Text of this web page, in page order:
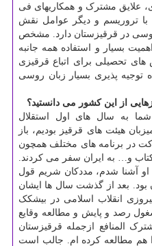
علایق مشترک و همکاریهای فی
با تروریسم و دیگر عوامل نقش
در قرقیزستان دارد. مشخص
بسیار و استفاده همه جانبه
تحصیلی برای اتباع قرقیزی
توجیه پذیری بسیار زبان روسی
از این کشور می دانستید؟
به سال های اول استقلال
هیئت های قرقیز بودیم، باز
در برنامه های مختلف همچون
و… به ایران سفر می کردند.
او آشنا شدم، مددکان شریم قول
بعد از گذشت سال ها ایشان
انقلاب اسلامی در بیشکک
مشغول رصد و پایش و مطالعه وقایع
المنافع ازجمله قرقیزستان
هم مطالعه کرده ام. جالب است